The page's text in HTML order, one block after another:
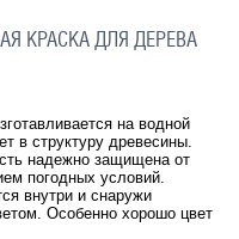
КРАСКА ДЛЯ ДЕРЕВА
на водной
в структуру древесины.
надежно защищена от
погодных условий.
внутри и снаружи
Особенно хорошо цвет